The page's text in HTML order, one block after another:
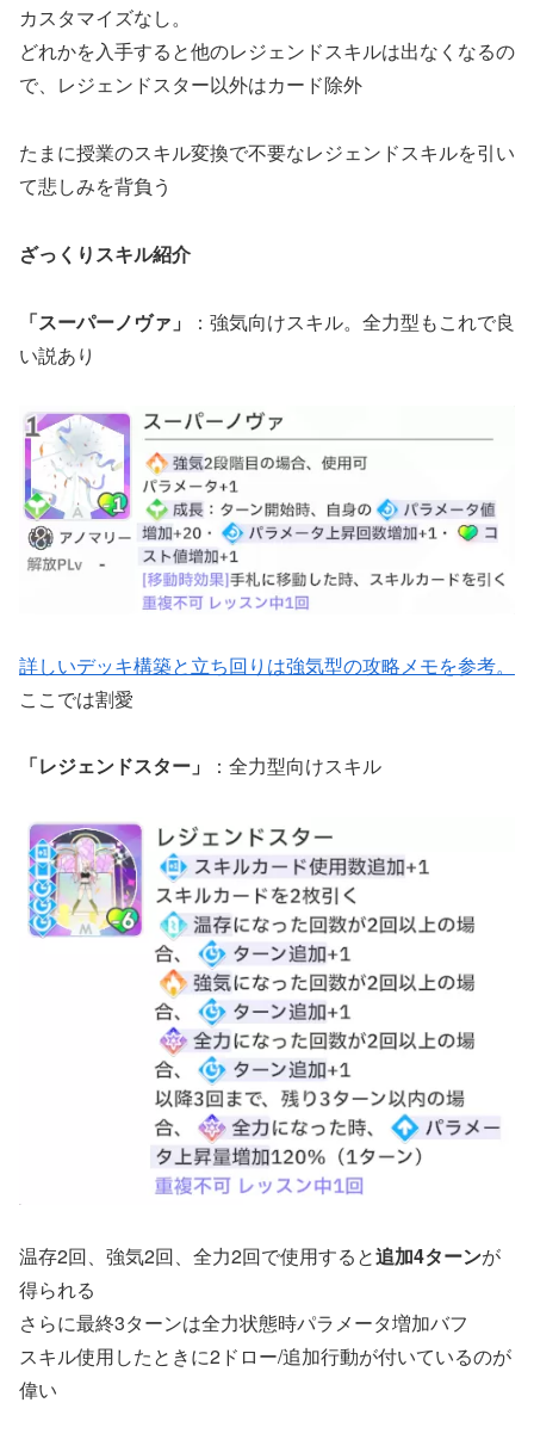
カスタマイズなし。
どれかを入手すると他のレジェンドスキルは出なくなるの
で、レジェンドスター以外はカード除外
たまに授業のスキル変換で不要なレジェンドスキルを引い
て悲しみを背負う
ざっくりスキル紹介
「スーパーノヴァ」
：強気向けスキル。全力型もこれで良
い説あり
詳しいデッキ構築と立ち回りは強気型の攻略メモを参考。
ここでは割愛
「レジェンドスター」 ：全力型向けスキル
温存2回、強気2回、全力2回で使用すると追加4ターンが
得られる
さらに最終3ターンは全力状態時パラメータ増加バフ
スキル使用したときに2ドロー/追加行動が付いているのが
偉い